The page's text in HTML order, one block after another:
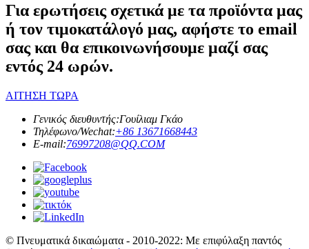
Για ερωτήσεις σχετικά με τα προϊόντα μας
ή τον τιμοκατάλογό μας, αφήστε το email
σας και θα επικοινωνήσουμε μαζί σας
εντός 24 ωρών.
ΑΙΤΗΣΗ ΤΩΡΑ
Γενικός διευθυντής:Γουίλιαμ Γκάο
Τηλέφωνο/Wechat:+86 13671668443
E-mail:76997208@QQ.COM
© Πνευματικά δικαιώματα - 2010-2022: Με επιφύλαξη παντός